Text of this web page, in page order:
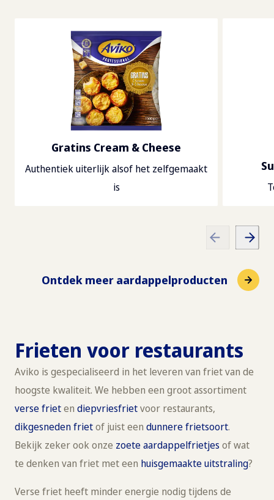
Gratins Cream & Cheese
Authentiek uiterlijk alsof het zelfgemaakt
is
Ontdek meer aardappelproducten
Frieten voor restaurants
Aviko is gespecialiseerd in het leveren van friet van de
hoogste kwaliteit. We hebben een groot assortiment
verse frieten diepvriesfrietvoor restaurants,
dikgesneden frietof juist een dunnere frietsoort.
Bekijk zeker ook onze zoete aardappelfrietjes of wat
te denken van friet met een huisgemaakte uitstraling?
Verse friet heeft minder energie nodig tijdens de